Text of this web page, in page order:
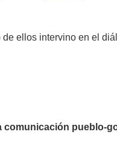
ellos intervino en el
pueblo-